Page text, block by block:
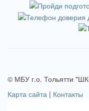
© МБУ г.о. Тольятти
Карта сайта | Контакты